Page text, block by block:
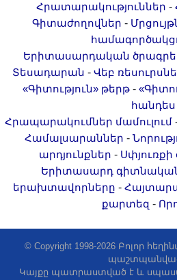
ամբիոն
Մեր երախտավորները
Հայտարարություններ
Կայքի քարտեզ
Որոնում
Հրատարակություններ -
Գիտաժողովներ -
Երիտասարդական
Տեսադարան - Վեբ
«Գիտություն» թերթ -
հանդես
Հրապարակումներ մամուլում
Համալսարաններ -
արդյունքներ -
Երիտասարդ
երախտավորները -
քարտեզ -
© Copyright 1998-2026 Բոլոր
Կայքը պատրաստված է և